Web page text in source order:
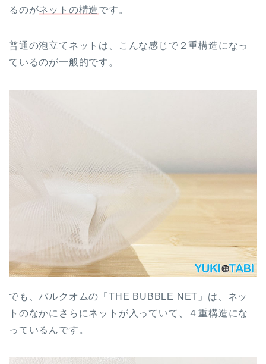
るのがネットの構造です。
普通の泡立てネットは、こんな感じで２重構造になっ
ているのが一般的です。
でも、バルクオムの「THE BUBBLE NET」は、ネッ
トのなかにさらにネットが入っていて、４重構造にな
っているんです。